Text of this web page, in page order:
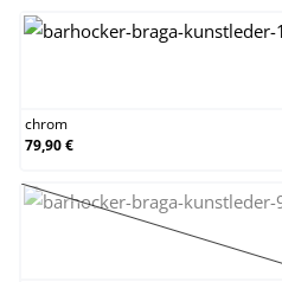
chrom
79,90 €
schwarz
(Diese Option